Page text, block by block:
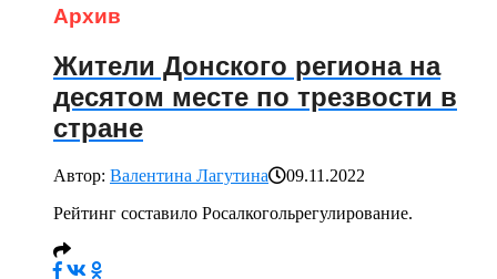
Архив
Жители Донского региона на
десятом месте по трезвости в
стране
Автор: Валентина Лагутина
09.11.2022
Рейтинг составило Росалкогольрегулирование.